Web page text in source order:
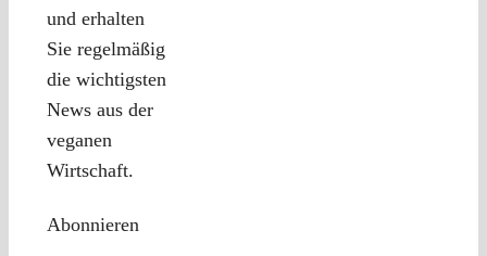
und erhalten
Sie regelmäßig
die wichtigsten
News aus der
veganen
Wirtschaft.
Abonnieren